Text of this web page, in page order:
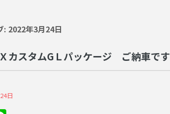
: 2022年3月24日
カスタムGＬパッケージ ご納車です
日